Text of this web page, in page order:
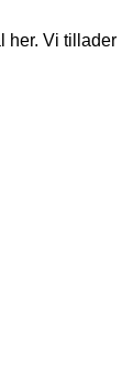
her. Vi tillader